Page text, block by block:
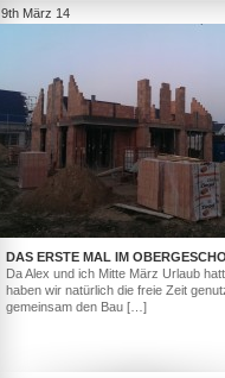
9th März 14
DAS ERSTE MAL IM
Da Alex und ich Mitte März Urlaub
haben wir natürlich die freie Zeit
gemeinsam den Bau […]